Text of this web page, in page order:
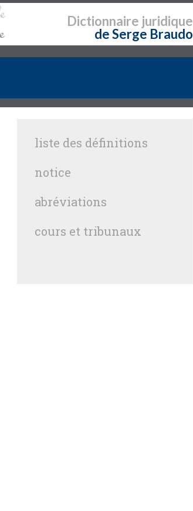
Dictionnaire juridique
de Serge Braudo
liste des définitions
notice
abréviations
cours et tribunaux